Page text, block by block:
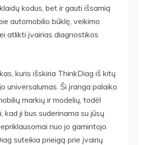
kodus, bet ir gauti išsamią
automobilio būklę, veikimo
atlikti įvairias diagnostikos
kuris išskiria ThinkDiag iš kitų
universalumas. Ši įranga palaiko
markių ir modelių, todėl
kad ji bus suderinama su jūsų
nuo jo gamintojo.
suteikia prieigą prie įvairių